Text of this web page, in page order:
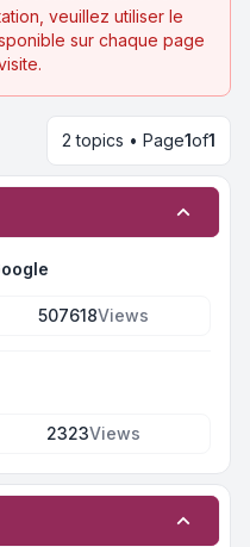
veuillez utiliser le
sur chaque page
2 topics • Page1of1
507618Views
2323Views